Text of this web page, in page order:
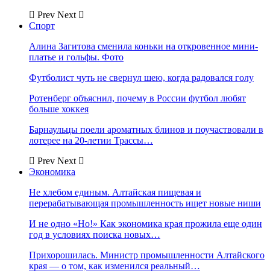
Prev Next
Спорт
Алина Загитова сменила коньки на откровенное мини-
платье и гольфы. Фото
Футболист чуть не свернул шею, когда радовался голу
Ротенберг объяснил, почему в России футбол любят
больше хоккея
Барнаульцы поели ароматных блинов и поучаствовали в
лотерее на 20-летии Трассы…
Prev Next
Экономика
Не хлебом единым. Алтайская пищевая и
перерабатывающая промышленность ищет новые ниши
И не одно «Но!» Как экономика края прожила еще один
год в условиях поиска новых…
Прихорошилась. Министр промышленности Алтайского
края — о том, как изменился реальный…